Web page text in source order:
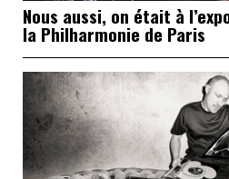
Nous aussi, on était à
la Philharmonie de Paris